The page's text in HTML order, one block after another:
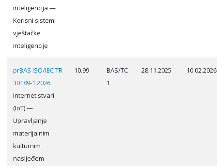
inteligencija —
Korisni sistemi
vještačke
inteligencije
prBAS ISO/IEC TR
30189-1:2026
Internet stvari
(IoT) —
Upravljanje
materijalnim
kulturnim
nasljeđem
10.99
BAS/TC
1
28.11.2025 10.02.2026